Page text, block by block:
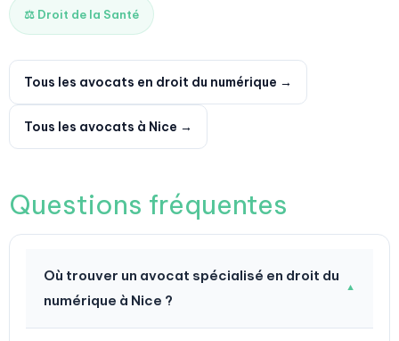
⚖️ Droit de la Santé
Tous les avocats en droit du numérique →
Tous les avocats à Nice →
Questions fréquentes
Où trouver un avocat spécialisé en droit du
numérique à Nice ?
▼